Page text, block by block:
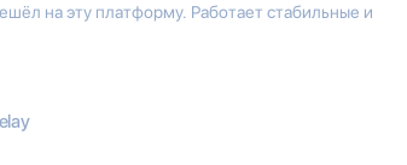
на эту платформу. Работает стабильные и